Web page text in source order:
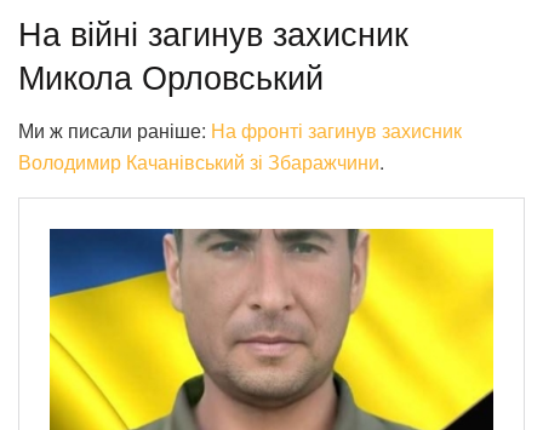
На війні загинув захисник
Микола Орловський
Ми ж писали раніше: На фронті загинув захисник
Володимир Качанівський зі Збаражчини.